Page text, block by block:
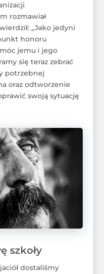
rozmawiał
„Jako jedyni
honoru
jemu i jego
się teraz zebrać
potrzebnej
oraz odtworzenie
swoją sytuację
szkoły
dostaliśmy